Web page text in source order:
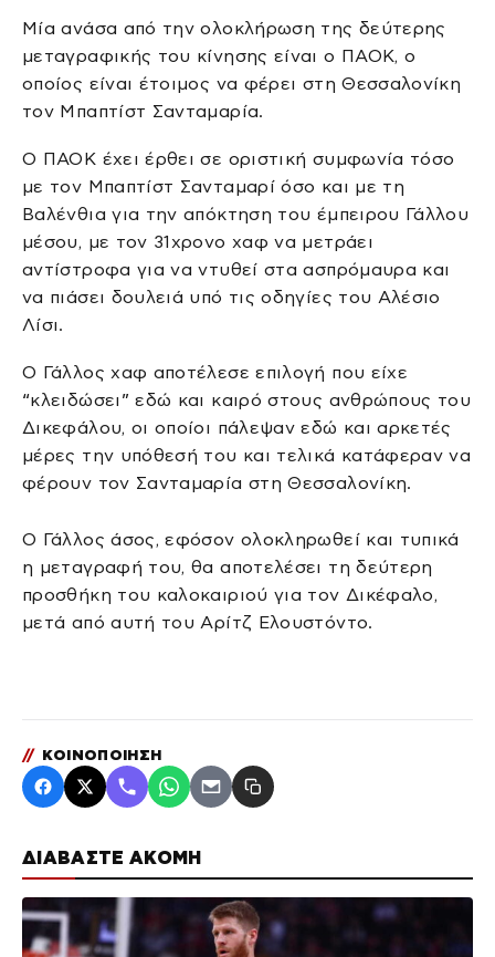
ΔΙΑΒΑΣΤΕ ΑΚΟΜΗ
Μία ανάσα από την ολοκλήρωση της δεύτερης
μεταγραφικής του κίνησης είναι ο ΠΑΟΚ, ο
οποίος είναι έτοιμος να φέρει στη Θεσσαλονίκη
τον Μπαπτίστ Σανταμαρία.
Ο ΠΑΟΚ έχει έρθει σε οριστική συμφωνία τόσο
με τον Μπαπτίστ Σανταμαρί όσο και με τη
Βαλένθια για την απόκτηση του έμπειρου Γάλλου
μέσου, με τον 31χρονο χαφ να μετράει
αντίστροφα για να ντυθεί στα ασπρόμαυρα και
να πιάσει δουλειά υπό τις οδηγίες του Αλέσιο
Λίσι.
Ο Γάλλος χαφ αποτέλεσε επιλογή που είχε
“κλειδώσει” εδώ και καιρό στους ανθρώπους του
Δικεφάλου, οι οποίοι πάλεψαν εδώ και αρκετές
μέρες την υπόθεσή του και τελικά κατάφεραν να
φέρουν τον Σανταμαρία στη Θεσσαλονίκη.
Ο Γάλλος άσος, εφόσον ολοκληρωθεί και τυπικά
η μεταγραφή του, θα αποτελέσει τη δεύτερη
προσθήκη του καλοκαιριού για τον Δικέφαλο,
μετά από αυτή του Αρίτζ Ελουστόντο.
// ΚΟΙΝΟΠΟΙΗΣΗ